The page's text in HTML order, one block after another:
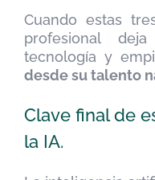
Cuando estas
profesional
tecnología y
desde su talento
Clave final de
la IA.